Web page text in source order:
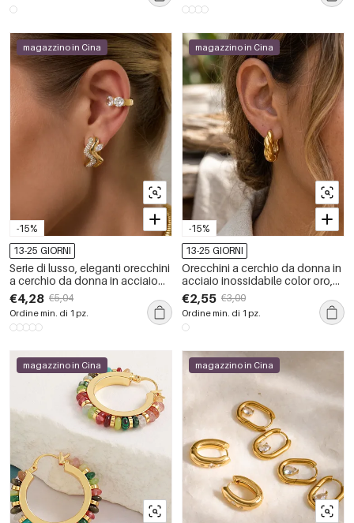
zirconi.
-15%
magazzino in Cina
13-25 GIORNI
Serie di lusso, eleganti orecchini
a cerchio da donna in acciaio
inossidabile, impermeabili, color
oro, dalla forma irregolare.
€4,28 €5,04
Ordine min. di 1 pz.
-15%
magazzino in Cina
13-25 GIORNI
Orecchini a cerchio da donna in
acciaio inossidabile color oro,
con motivo classico a filo,
impermeabili.
€2,55 €3,00
Ordine min. di 1 pz.
magazzino in Cina magazzino in Cina